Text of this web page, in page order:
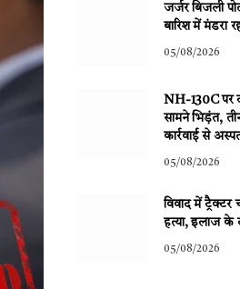
जर्जर बिजली
बारिश में मंडरा
05/08/2026
NH-130C पर
सामने भिड़ंत,
कार्रवाई से
05/08/2026
विवाद में
हत्या, इलाज के
05/08/2026